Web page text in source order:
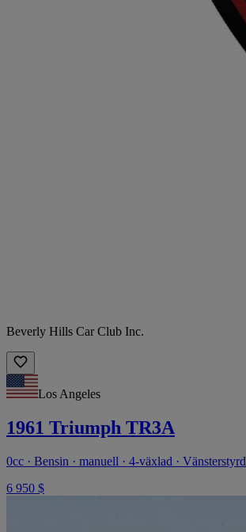
Beverly Hills Car Club Inc.
Los Angeles
1961 Triumph TR3A
0cc · Bensin · manuell · 4-växlad · Vänsterstyrd
6 950 $